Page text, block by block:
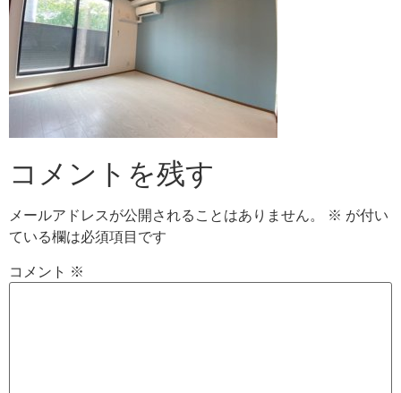
コメントを残す
メールアドレスが公開されることはありません。 ※ が付い
ている欄は必須項目です
コメント ※